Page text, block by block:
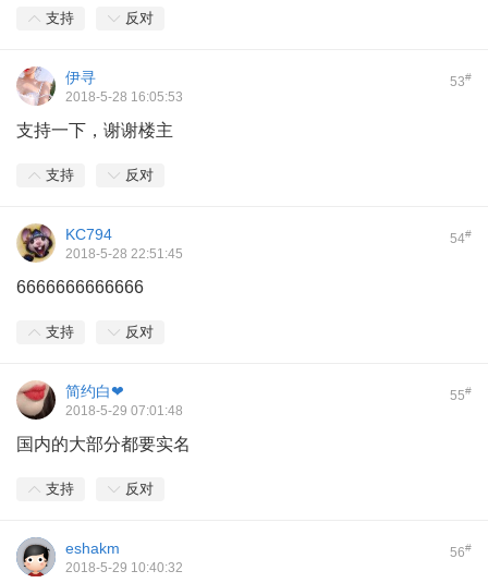
支持 反对
53#
伊寻
2018-5-28 16:05:53
支持一下，谢谢楼主
支持 反对
54#
KC794
2018-5-28 22:51:45
6666666666666
支持 反对
55#
简约白❤
2018-5-29 07:01:48
国内的大部分都要实名
支持 反对
56#
eshakm
2018-5-29 10:40:32